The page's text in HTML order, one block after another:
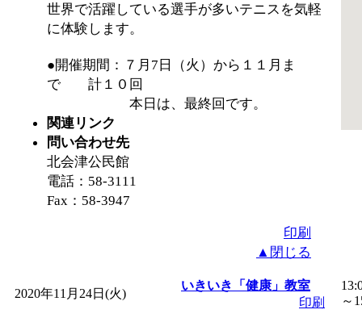
世界で活躍している選手が多いテニスを気軽
に体験します。
●開催期間：７月7日（火）から１１月ま
で 計１０回
本日は、最終回です。
関連リンク
問い合わせ先
北会津公民館
電話：58-3111
Fax：58-3947
印刷
▲閉じる
2020年11月24日(火)
いきいき「健康」教室
印刷
～